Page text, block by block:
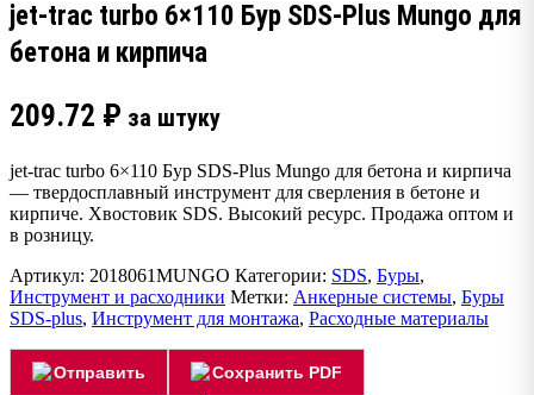
jet-trac turbo 6×110 Бур SDS-Plus Mungo для
бетона и кирпича
209.72 ₽ за штуку
jet-trac turbo 6×110 Бур SDS-Plus Mungo для бетона и кирпича
— твердосплавный инструмент для сверления в бетоне и
кирпиче. Хвостовик SDS. Высокий ресурс. Продажа оптом и
в розницу.
Артикул: 2018061MUNGO Категории: SDS, Буры,
Инструмент и расходники Метки: Анкерные системы, Буры
SDS-plus, Инструмент для монтажа, Расходные материалы
Отправить Сохранить PDF